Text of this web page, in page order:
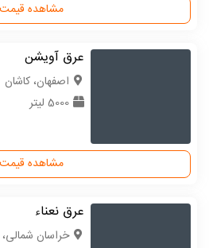
مشاهده قیمت
عرق آویشن
اصفهان، کاشان
5000 لیتر
مشاهده قیمت
عرق نعناء
خراسان